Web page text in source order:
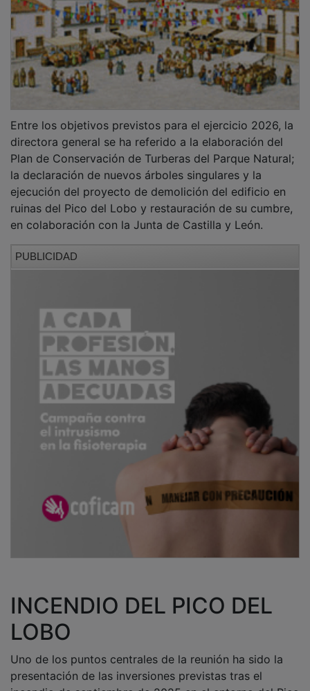
directora general se ha referido a la elaboración del
Plan de Conservación de Turberas del Parque Natural;
la declaración de nuevos árboles singulares y la
ejecución del proyecto de demolición del edificio en
ruinas del Pico del Lobo y restauración de su cumbre,
en colaboración con la Junta de Castilla y León.
INCENDIO DEL PICO DEL
LOBO
presentación de las inversiones previstas tras el
incendio de septiembre de 2025 en el entorno del Pico